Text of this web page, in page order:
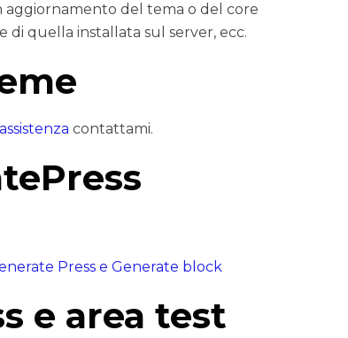
aggiornamento del tema o del core
di quella installata sul server, ecc.
contattami.
Press e Generate block
e area test